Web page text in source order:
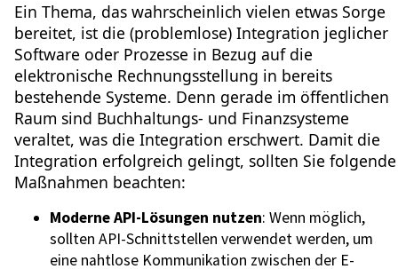
Ein Thema, das wahrscheinlich vielen etwas Sorge
bereitet, ist die (problemlose) Integration jeglicher
Software oder Prozesse in Bezug auf die
elektronische Rechnungsstellung in bereits
bestehende Systeme. Denn gerade im öffentlichen
Raum sind Buchhaltungs- und Finanzsysteme
veraltet, was die Integration erschwert. Damit die
Integration erfolgreich gelingt, sollten Sie folgende
Maßnahmen beachten:
Moderne API-Lösungen nutzen: Wenn möglich,
sollten API-Schnittstellen verwendet werden, um
eine nahtlose Kommunikation zwischen der E-